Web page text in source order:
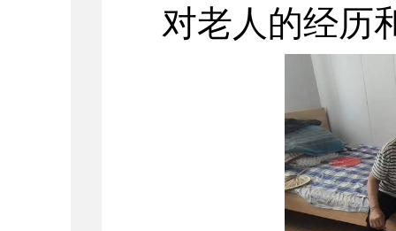
对老人的经历